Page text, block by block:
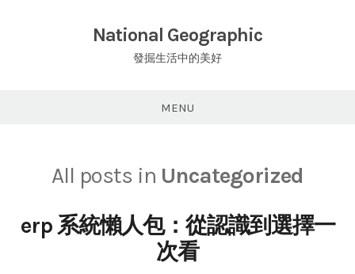
National Geographic
發掘生活中的美好
MENU
All posts in Uncategorized
erp 系統懶人包：從認識到選擇一
次看